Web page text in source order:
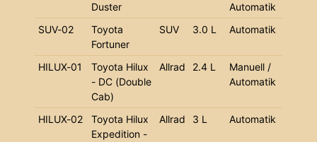
Duster
Automatik
SUV-02
Toyota
Fortuner
SUV 3.0 L Automatik
HILUX-01
Toyota Hilux
- DC (Double
Cab)
Allrad 2.4 L
Manuell /
Automatik
HILUX-02
Toyota Hilux
Expedition -
Allrad 3 L Automatik